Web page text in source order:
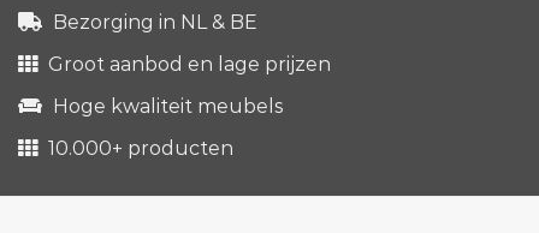
Bezorging in NL & BE
Groot aanbod en lage prijzen
Hoge kwaliteit meubels
10.000+ producten